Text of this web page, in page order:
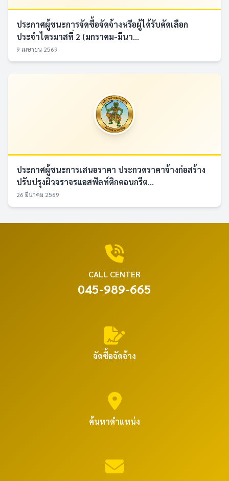
ประกาศผู้ชนะการจัดซื้อจัดจ้างหรือผู้ได้รับคัดเลือก
ประจำไตรมาสที่ 2 (มกราคม-มีนา...
9 เมษายน 2569
ประกาศผู้ชนะการเสนอราคา ประกวดราคาจ้างก่อสร้าง
ปรับปรุงผิวจราจรแอสฟัลท์ติกคอนกรีต...
26 มีนาคม 2569
CALL CENTER
045-989-665
จัดซื้อจัดจ้าง
ค้นหาตำแหน่ง